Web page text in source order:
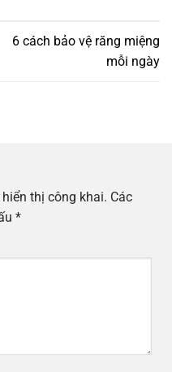
6 cách bảo vệ răng miệng
mỗi ngày
thị công khai. Các
*